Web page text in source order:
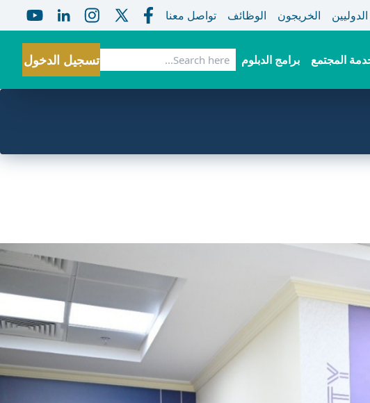
الخريجون الوظائف تواصل معنا
المجتمع برامج الدبلوم بحث تسجيل الدخول